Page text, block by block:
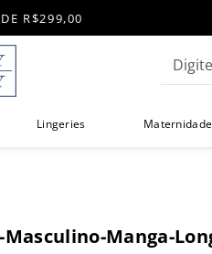
R$299,00
Lingeries Maternidade
Manga-